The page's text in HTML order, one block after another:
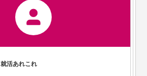
就活あれこれ